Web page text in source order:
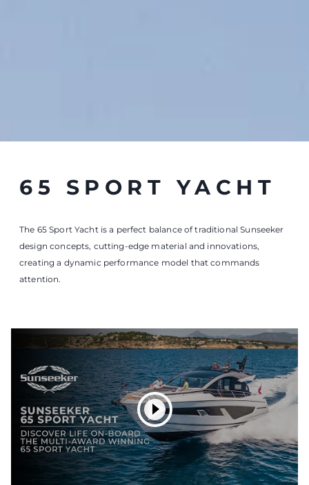
65 SPORT YACHT
The 65 Sport Yacht is a perfect balance of traditional Sunseeker
design concepts, cutting-edge material and innovations,
creating a dynamic performance model that commands
attention.